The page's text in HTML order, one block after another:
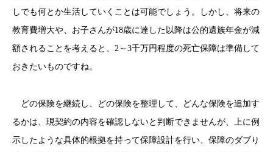
しでも何とか生活していくことは可能でしょう。しかし、将来の
教育費増大や、お子さんが18歳に達した以降は公的遺族年金が減
額されることを考えると、2～3千万円程度の死亡保障は準備して
おきたいものですね。
どの保険を継続し、どの保険を整理して、どんな保険を追加す
るかは、現契約の内容を確認しないと判断できませんが、上に例
示したような具体的根拠を持って保障設計を行い、保障のダブり